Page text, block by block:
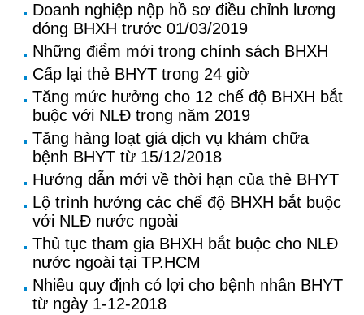
Doanh nghiệp nộp hồ sơ điều chỉnh lương
đóng BHXH trước 01/03/2019
Những điểm mới trong chính sách BHXH
Cấp lại thẻ BHYT trong 24 giờ
Tăng mức hưởng cho 12 chế độ BHXH bắt
buộc với NLĐ trong năm 2019
Tăng hàng loạt giá dịch vụ khám chữa
bệnh BHYT từ 15/12/2018
Hướng dẫn mới về thời hạn của thẻ BHYT
Lộ trình hưởng các chế độ BHXH bắt buộc
với NLĐ nước ngoài
Thủ tục tham gia BHXH bắt buộc cho NLĐ
nước ngoài tại TP.HCM
Nhiều quy định có lợi cho bệnh nhân BHYT
từ ngày 1-12-2018